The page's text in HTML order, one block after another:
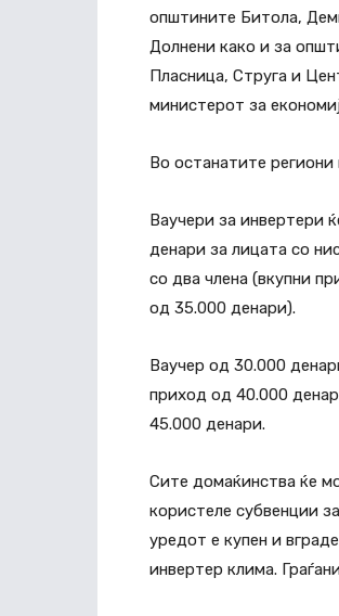
општините Битола,
Долнени како и за
Пласница, Струга и
министерот за
Во останатите
Ваучери за инвертери
денари за лицата со
со два члена (вкупни
од 35.000 денари).
Ваучер од 30.000
приход од 40.000
45.000 денари.
Сите домаќинства ќе
користеле субвенции
уредот е купен и
инвертер клима.